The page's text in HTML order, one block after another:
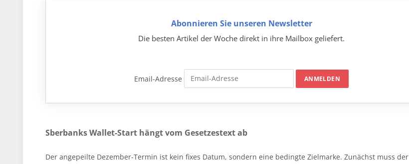
Abonnieren Sie unseren Newsletter
Die besten Artikel der Woche direkt in ihre Mailbox geliefert.
Email-Adresse
Sberbanks Wallet-Start hängt vom Gesetzestext ab
Der angepeilte Dezember-Termin ist kein fixes Datum, sondern eine bedingte Zielmarke. Zunächst muss der